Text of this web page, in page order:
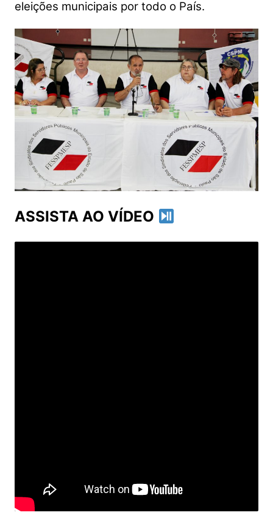
eleições municipais por todo o País.
ASSISTA AO VÍDEO